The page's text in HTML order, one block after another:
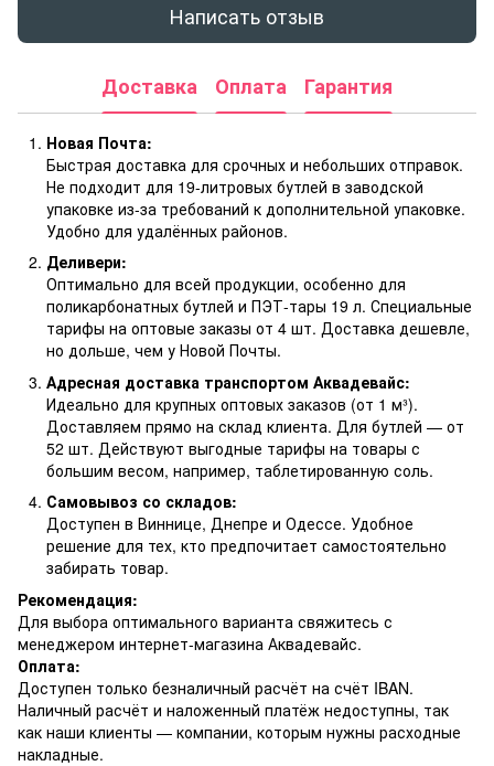
Написать отзыв
Доставка Оплата Гарантия
Новая Почта:
Быстрая доставка для срочных и небольших отправок.
Не подходит для 19-литровых бутлей в заводской
упаковке из-за требований к дополнительной упаковке.
Удобно для удалённых районов.
Деливери:
Оптимально для всей продукции, особенно для
поликарбонатных бутлей и ПЭТ-тары 19 л. Специальные
тарифы на оптовые заказы от 4 шт. Доставка дешевле,
но дольше, чем у Новой Почты.
Адресная доставка транспортом Аквадевайс:
Идеально для крупных оптовых заказов (от 1 м³).
Доставляем прямо на склад клиента. Для бутлей — от
52 шт. Действуют выгодные тарифы на товары с
большим весом, например, таблетированную соль.
Самовывоз со складов:
Доступен в Виннице, Днепре и Одессе. Удобное
решение для тех, кто предпочитает самостоятельно
забирать товар.
Рекомендация:
Для выбора оптимального варианта свяжитесь с
менеджером интернет-магазина Аквадевайс.
Оплата:
Доступен только безналичный расчёт на счёт IBAN.
Наличный расчёт и наложенный платёж недоступны, так
как наши клиенты — компании, которым нужны расходные
накладные.